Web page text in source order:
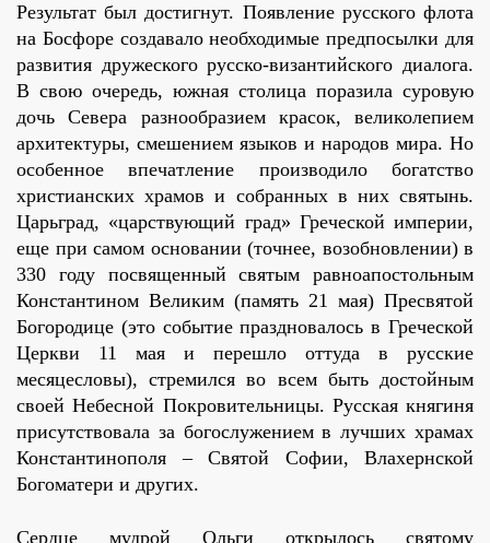
Результат был достигнут. Появление русского флота
на Босфоре создавало необходимые предпосылки для
развития дружеского русско-византийского диалога.
В свою очередь, южная столица поразила суровую
дочь Севера разнообразием красок, великолепием
архитектуры, смешением языков и народов мира. Но
особенное впечатление производило богатство
христианских храмов и собранных в них святынь.
Царьград, «царствующий град» Греческой империи,
еще при самом основании (точнее, возобновлении) в
330 году посвященный святым равноапостольным
Константином Великим (память 21 мая) Пресвятой
Богородице (это событие праздновалось в Греческой
Церкви 11 мая и перешло оттуда в русские
месяцесловы), стремился во всем быть достойным
своей Небесной Покровительницы. Русская княгиня
присутствовала за богослужением в лучших храмах
Константинополя – Святой Софии, Влахернской
Богоматери и других.
Сердце мудрой Ольги открылось святому